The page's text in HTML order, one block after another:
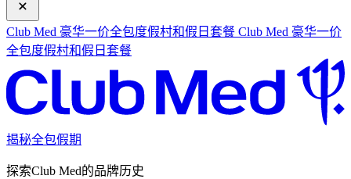
Club Med 豪华一价全包度假村和假日套餐 Club Med 豪华一价
全包度假村和假日套餐
揭秘全包假期
探索Club Med的品牌历史